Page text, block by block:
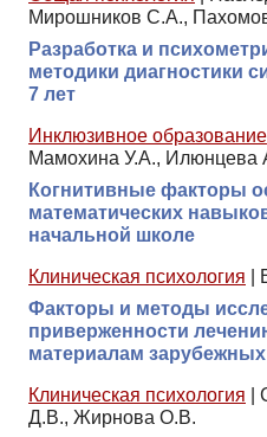
Мирошников С.А.,
Разработка и
методики диагностики
7 лет
Инклюзивное образование
Мамохина У.А., Илюнцева
Когнитивные факторы
математических
начальной школе
Клиническая психология
Факторы и методы
приверженности
материалам
Клиническая психология
Д.В., Жирнова О.В.